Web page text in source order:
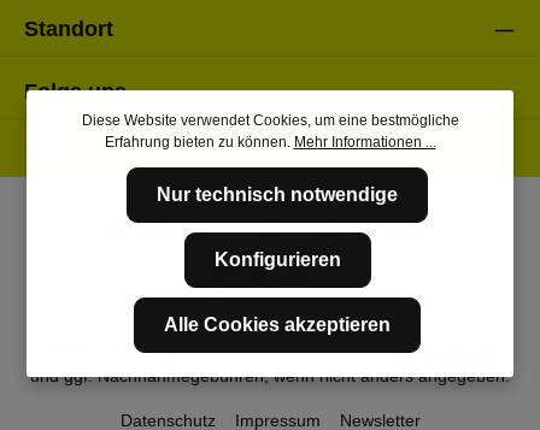
Standort
Folge uns
* Alle Preise inkl. gesetzl. Mehrwertsteuer zzgl.Versandkosten
und ggf. Nachnahmegebühren, wenn nicht anders angegeben.
Datenschutz Impressum Newsletter
Diese Website verwendet Cookies, um eine bestmögliche
Erfahrung bieten zu können. Mehr Informationen ...
Nur technisch notwendige
Konfigurieren
Alle Cookies akzeptieren